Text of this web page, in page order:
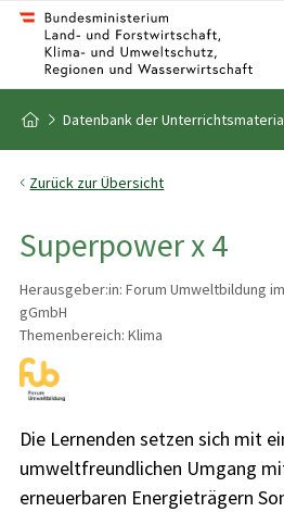
Zum Inhalt
Zum Inhaltsverzeichnis
Zur Startseite
Datenbank der
Zurück zur Übersicht
Superpower x 4
Herausgeber:in: Forum Umweltbildung
gGmbH
Themenbereich: Klima
Die Lernenden setzen sich mit
umweltfreundlichen Umgang
erneuerbaren Energieträgern